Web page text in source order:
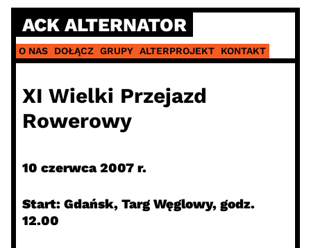
Skip
content
ACK ALTERNATOR
O NAS DOŁĄCZ GRUPY ALTERPROJEKT KONTAKT
XI Wielki Przejazd
Rowerowy
10 czerwca 2007 r.
Start: Gdańsk, Targ Węglowy, godz.
12.00